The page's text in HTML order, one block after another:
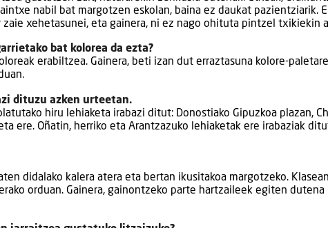
nabil bat margotzen eskolan, baina ez daukat pazientziarik.
zaie xehetasunei, eta gainera, ni ez nago ohituta pintzel txikiekin
bat kolorea da ezta?
erabiltzea. Gainera, beti izan dut erraztasuna kolore-
dituzu azken urteetan.
hiru lehiaketa irabazi ditut: Donostiako Gipuzkoa plazan,
ere. Oñatin, herriko eta Arantzazuko lehiaketak ere irabaziak
didalako kalera atera eta bertan ikusitakoa margotzeko.
orduan. Gainera, gainontzeko parte hartzaileek egiten